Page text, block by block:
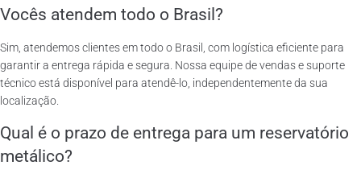
Vocês atendem todo o Brasil?
Sim, atendemos clientes em todo o Brasil, com logística eficiente para
garantir a entrega rápida e segura. Nossa equipe de vendas e suporte
técnico está disponível para atendê-lo, independentemente da sua
localização.
Qual é o prazo de entrega para um reservatório
metálico?